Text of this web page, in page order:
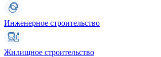
Инженерное строительство
Жилищное строительство